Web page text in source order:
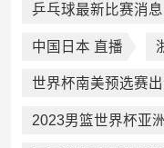
乒乓球最新比赛消息
中国日本 直播
世界杯南美预选赛出
2023男篮世界杯亚